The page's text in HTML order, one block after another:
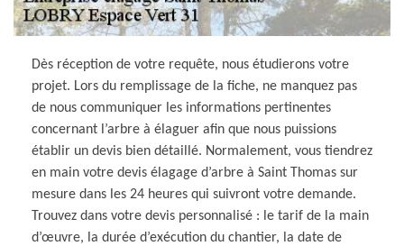
Dès réception de votre requête, nous étudierons votre
projet. Lors du remplissage de la fiche, ne manquez pas
de nous communiquer les informations pertinentes
concernant l’arbre à élaguer afin que nous puissions
établir un devis bien détaillé. Normalement, vous tiendrez
en main votre devis élagage d’arbre à Saint Thomas sur
mesure dans les 24 heures qui suivront votre demande.
Trouvez dans votre devis personnalisé : le tarif de la main
d’œuvre, la durée d’exécution du chantier, la date de